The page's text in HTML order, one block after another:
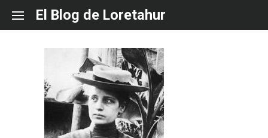
content
El Blog de Loretahur